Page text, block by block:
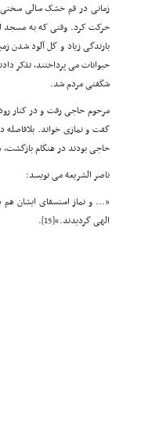
زمانی در قم خشک سالی سختی
حرکت کرد. وقتی که به مسجد
بارندگی زیاد و گل آلود شدن
حیوانات می پرداختند، تذکر
شگفتی مردم شد.
مرحوم حاجی رفت و در کنار
گفت و نمازی خواند. بلافاصله
حاجی بودند در هنگام
ناصر الشریعة می نویسد:
«... و نماز استسقای ایشان
الهی گردیدند.»[15]
.